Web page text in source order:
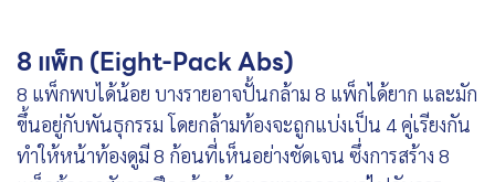
8 แพ็ก (Eight-Pack Abs)
8 แพ็กพบได้น้อย บางรายอาจปั้นกล้าม 8 แพ็กได้ยาก และมัก
ขึ้นอยู่กับพันธุกรรม โดยกล้ามท้องจะถูกแบ่งเป็น 4 คู่เรียงกัน
ทำให้หน้าท้องดูมี 8 ก้อนที่เห็นอย่างชัดเจน ซึ่งการสร้าง 8